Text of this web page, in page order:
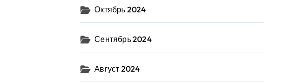
Октябрь 2024
Сентябрь 2024
Август 2024